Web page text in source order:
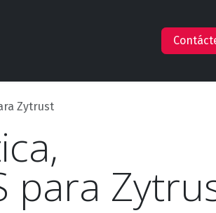
Claude en AWS
Zytrust
para